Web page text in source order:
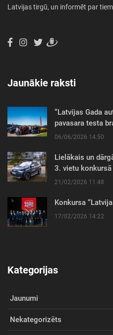
Latvijas tirgū, un informēt par
Jaunākie raksti
“Latvijas Gada
pavasara testa
06/06/2026 14:50
Lielākais un
3. vietu
21/02/2026 11:48
Konkursa
17/02/2026 14:22
Kategorijas
Jaunumi
Nekategorizēts